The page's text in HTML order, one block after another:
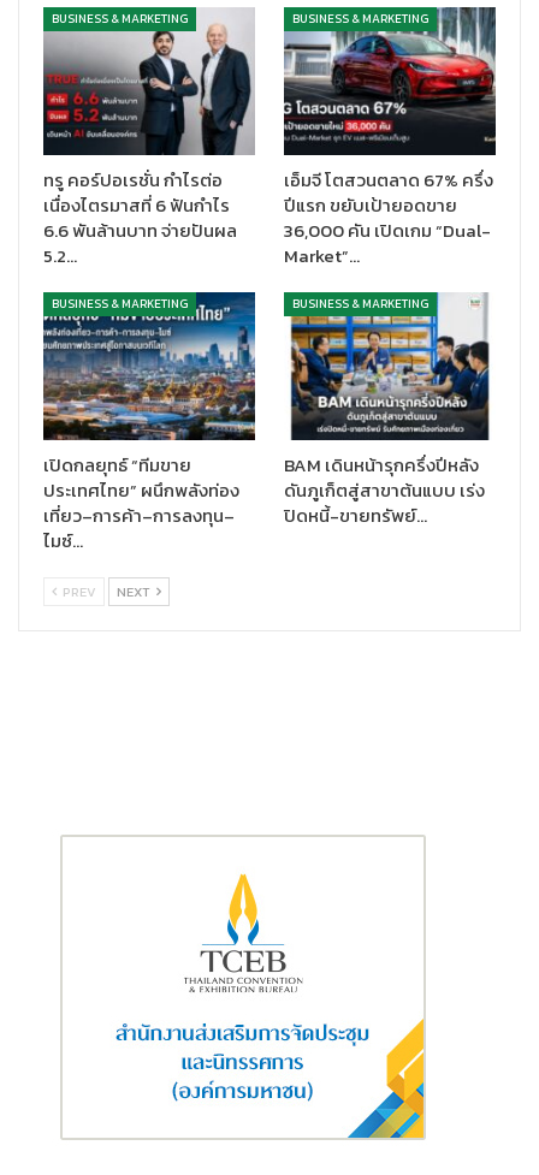
สามารถหลักของเรามาเป็นตัวขับเคลื่อนการเติบโตและสร้างมูลค่าให้
มากยิ่งขึ้นกว่าเดิม”
ด้วยความมุ่งมั่นที่จะ “สร้างสรรค์และแบ่งปันคุณค่าจากการเติบโต”
ตามพันธกิจขององค์กร ไทยเบฟต่อยอดความสำเร็จจากแผน
PASSION 2025 ด้วยการเดินหน้าขับเคลื่อนการเติบโตที่ยั่งยืนสู่
PASSION 2030 ซึ่งเป็นแผนการดำเนินงานของกลุ่มเพื่อมุ่งสู่การสู่
เติบโตอย่างต่อเนื่องในช่วงห้าปีข้างหน้า
การกระจายสินค้าด้วยศักยภาพที่แข็งแกร่ง (Reach Competitively)
กลุ่มมุ่งมั่นพัฒนาการส่งมอบสินค้าและบริการให้เกิดประสิทธิภาพ
สูงสุด เพื่อให้มั่นใจว่าสามารถตอบโจทย์ความต้องการของลูกค้าใน
ช่องทางต่าง ๆ ได้อย่างทั่วถึง และขยายขอบเขตให้ครอบคลุมทุกช่อง
ทาง รวมทั้งเจาะตลาดได้อย่างครบวงจรไร้รอยต่อ ด้วยศักยภาพอัน
แข็งแกร่งที่พร้อมแข่งขันทั้งในด้านต้นทุนและการให้บริการที่มีคุณภาพ
ดิจิทัลเพื่อขับเคลื่อนการเติบโต (
Digital for Growth)
กลุ่มมีความตั้งใจที่จะขยายการนำเทคโนโลยีและระบบดิจิทัลมาใช้ รวม
ถึงประยุกต์ใช้ระบบขายอัตโนมัติ (sales automation) เพื่อยกระดับ
ความสามารถในการแข่งขัน เพิ่มความรวดเร็วและประสิทธิภาพของ
กระบวนการผลิต การดำเนินงาน รวมถึงการกระจายสินค้า นอกจากนี้
หุ้นโดยอ้อมทั้งหมด และบริษัท ทีซีซี แอสเซ็ทส์ ลิมิเต็ด (“TCCAL”) โดย
เต็ด (“FPL”) ทั้งหมดร้อยละ 28.78 ให้แก่ TCCAL และ TCCAL จะโอนหุ้น
ที่ถืออยู่ในบริษัท เฟรเซอร์ แอนด์ นีฟ, ลิมิเต็ด (“F&N”) ร้อยละ 41.30
ธุรกรรมดังกล่าวส่งผลให้ IBIL มีสัดส่วนการถือหุ้นใน F&N เพิ่มขึ้นเป็น
ร้อยละ 69.61 โดยกลุ่มจะมุ่งเน้นการรวมธุรกิจและการดำเนินงานของ
F&N เข้ากับไทยเบฟ ซึ่งจะเสริมแกร่งศักยภาพในการแข่งขันของกลุ่ม
ในธุรกิจเครื่องดื่มไม่มีแอลกอฮอล์และผลิตภัณฑ์นม พร้อมทั้งสร้าง
ประโยชน์จากการผนึกกำลังร่วมกัน และเพิ่มโอกาสในการสร้างรายได้
และขยายตลาดของกลุ่มให้หลากหลายยิ่งขึ้น
BUSINESS & MARKETING
ทรู คอร์ปอเรชั่น กำไรต่อ
เนื่องไตรมาสที่ 6 ฟันกำไร
6.6 พันล้านบาท จ่ายปันผล
5.2…
BUSINESS & MARKETING
เอ็มจี โตสวนตลาด 67% ครึ่ง
ปีแรก ขยับเป้ายอดขาย
36,000 คัน เปิดเกม “Dual-
Market”…
BUSINESS & MARKETING
เปิดกลยุทธ์ “ทีมขาย
ประเทศไทย” ผนึกพลังท่อง
เที่ยว–การค้า–การลงทุน–
ไมซ์…
BUSINESS & MARKETING
BAM เดินหน้ารุกครึ่งปีหลัง
ดันภูเก็ตสู่สาขาต้นแบบ เร่ง
ปิดหนี้-ขายทรัพย์…
PREV NEXT